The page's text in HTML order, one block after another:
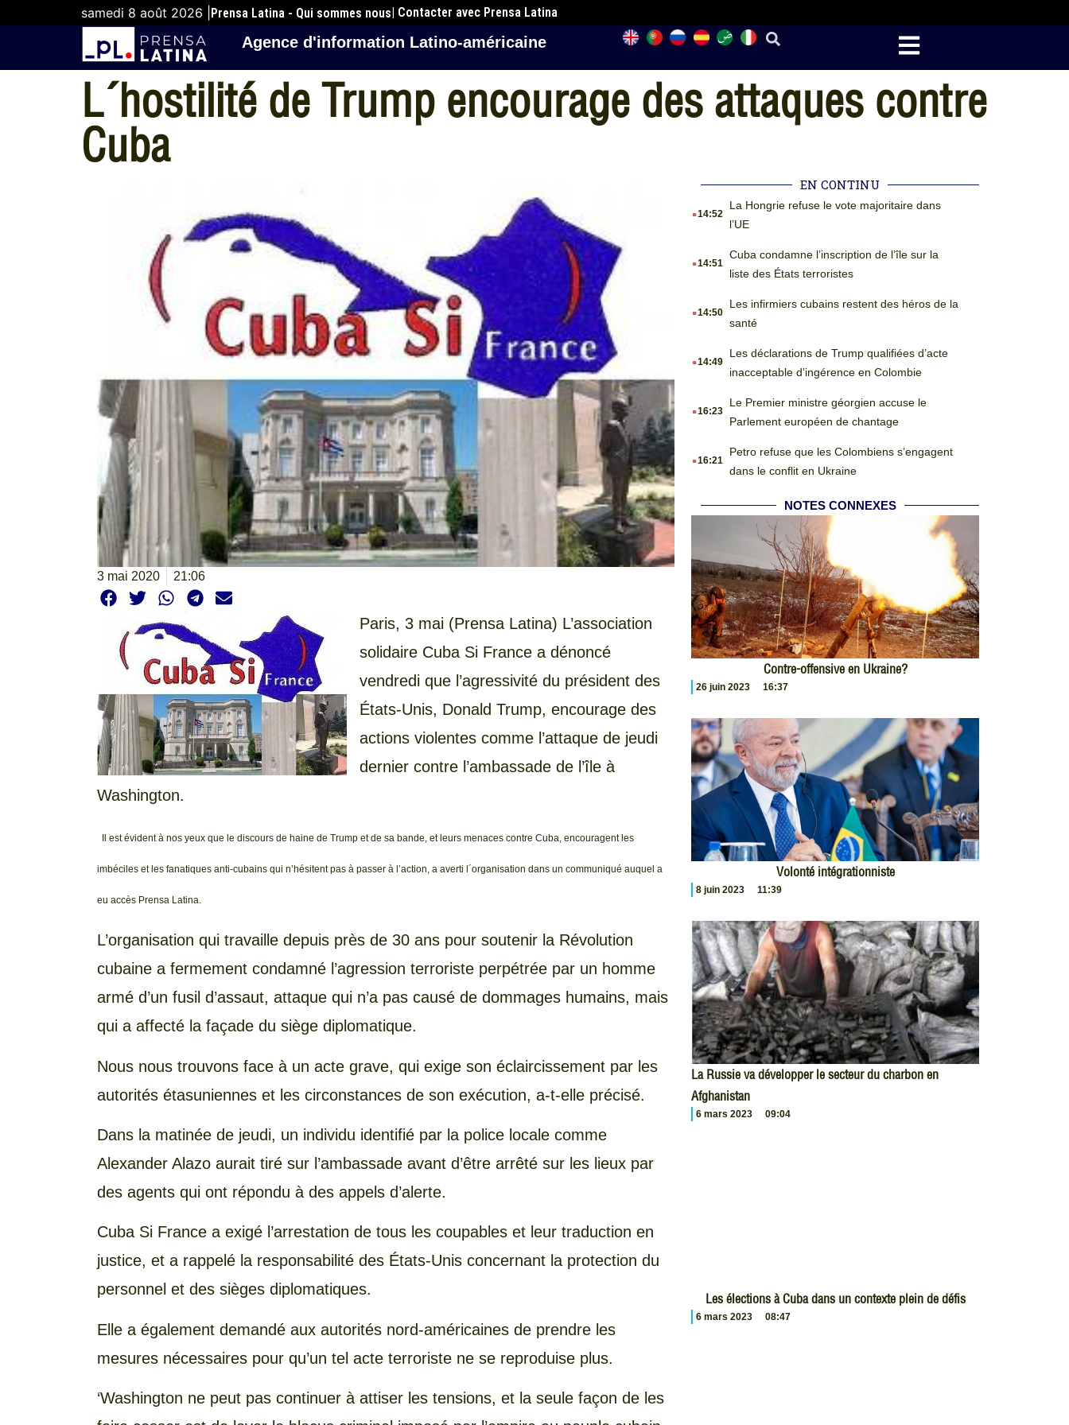
samedi 8 août 2026 | Prensa Latina - Qui sommes nous| Contacter avec Prensa Latina
Agence d'information Latino-américaine
L´hostilité de Trump encourage des attaques contre
Cuba
3 mai 2020 21:06
Paris, 3 mai (Prensa Latina) L’association
solidaire Cuba Si France a dénoncé
vendredi que l’agressivité du président des
États-Unis, Donald Trump, encourage des
actions violentes comme l’attaque de jeudi
dernier contre l’ambassade de l’île à
Washington.
Il est évident à nos yeux que le discours de haine de Trump et de sa bande, et leurs menaces contre Cuba, encouragent les
imbéciles et les fanatiques anti-cubains qui n’hésitent pas à passer à l’action, a averti l´organisation dans un communiqué auquel a
eu accès Prensa Latina.
L’organisation qui travaille depuis près de 30 ans pour soutenir la Révolution
cubaine a fermement condamné l’agression terroriste perpétrée par un homme
armé d’un fusil d’assaut, attaque qui n’a pas causé de dommages humains, mais
qui a affecté la façade du siège diplomatique.
Nous nous trouvons face à un acte grave, qui exige son éclaircissement par les
autorités étasuniennes et les circonstances de son exécution, a-t-elle précisé.
Dans la matinée de jeudi, un individu identifié par la police locale comme
Alexander Alazo aurait tiré sur l’ambassade avant d’être arrêté sur les lieux par
des agents qui ont répondu à des appels d’alerte.
Cuba Si France a exigé l’arrestation de tous les coupables et leur traduction en
justice, et a rappelé la responsabilité des États-Unis concernant la protection du
personnel et des sièges diplomatiques.
Elle a également demandé aux autorités nord-américaines de prendre les
mesures nécessaires pour qu’un tel acte terroriste ne se reproduise plus.
‘Washington ne peut pas continuer à attiser les tensions, et la seule façon de les
EN CONTINU
.14:52
La Hongrie refuse le vote majoritaire dans
l’UE
.14:51
Cuba condamne l’inscription de l’île sur la
liste des États terroristes
.14:50
Les infirmiers cubains restent des héros de la
santé
.14:49
Les déclarations de Trump qualifiées d’acte
inacceptable d’ingérence en Colombie
.16:23
Le Premier ministre géorgien accuse le
Parlement européen de chantage
.16:21
Petro refuse que les Colombiens s’engagent
dans le conflit en Ukraine
NOTES CONNEXES
Contre-offensive en Ukraine?
26 juin 2023 16:37
Volonté intégrationniste
8 juin 2023 11:39
La Russie va développer le secteur du charbon en
Afghanistan
6 mars 2023 09:04
Les élections à Cuba dans un contexte plein de défis
6 mars 2023 08:47